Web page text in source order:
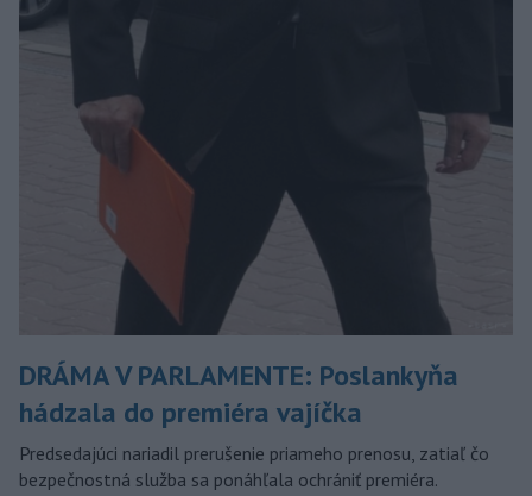
DRÁMA V PARLAMENTE: Poslankyňa
hádzala do premiéra vajíčka
Predsedajúci nariadil prerušenie priameho prenosu, zatiaľ čo
bezpečnostná služba sa ponáhľala ochrániť premiéra.